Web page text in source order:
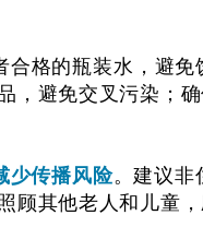
合格的瓶装水，避
，避免交叉污染；
少传播风险。建议非
顾其他老人和儿童